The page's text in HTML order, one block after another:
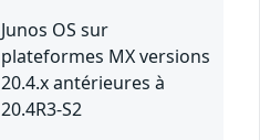
Junos OS sur
plateformes MX versions
20.4.x antérieures à
20.4R3-S2